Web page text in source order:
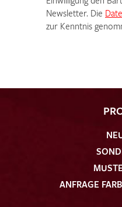
Newsletter. Die
zur Kenntnis
ANFRAGE